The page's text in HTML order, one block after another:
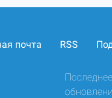
почта RSS
Последнее